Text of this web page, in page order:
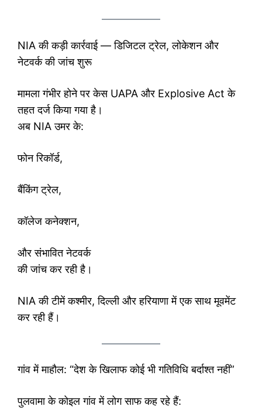
NIA की कड़ी कार्रवाई — डिजिटल ट्रेल, लोकेशन और
नेटवर्क की जांच शुरू
मामला गंभीर होने पर केस UAPA और Explosive Act के
तहत दर्ज किया गया है।
अब NIA उमर के:
फोन रिकॉर्ड,
बैंकिंग ट्रेल,
कॉलेज कनेक्शन,
और संभावित नेटवर्क
की जांच कर रही है।
NIA की टीमें कश्मीर, दिल्ली और हरियाणा में एक साथ मूवमेंट
कर रही हैं।
गांव में माहौल: “देश के खिलाफ कोई भी गतिविधि बर्दाश्त नहीं”
पुलवामा के कोइल गांव में लोग साफ कह रहे हैं: